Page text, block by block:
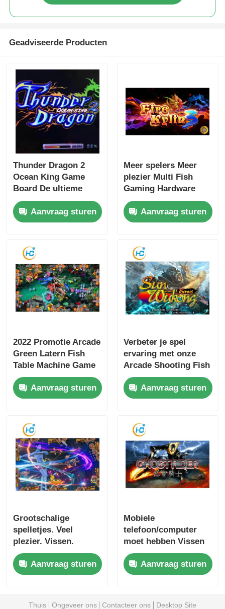
Geadviseerde Producten
Thunder Dragon 2
Ocean King Game
Board De ultieme
game upgrade voor 8
jarigenAanvraag sturen
Meer spelers Meer
plezier Multi Fish
Gaming Hardware
Software Fish Table
Coin Operated Game
Aanvraag sturen
2022 Promotie Arcade
Green Latern Fish
Table Machine Game
Kit voor Fish Hunter
Skill Games
Aanvraag sturen
Verbeter je spel
ervaring met onze
Arcade Shooting Fish
Table Games
aanpasbaar
Aanvraag sturen
Grootschalige
spelletjes. Veel
plezier. Vissen.
Tafelspelletjes.
Aanvraag sturen
Mobiele
telefoon/computer
moet hebben Vissen
Tafelmunten Vissen
Spelmachine voor
non-stop plezier
Aanvraag sturen
Thuis Ongeveer ons Contacteer ons Desktop Site